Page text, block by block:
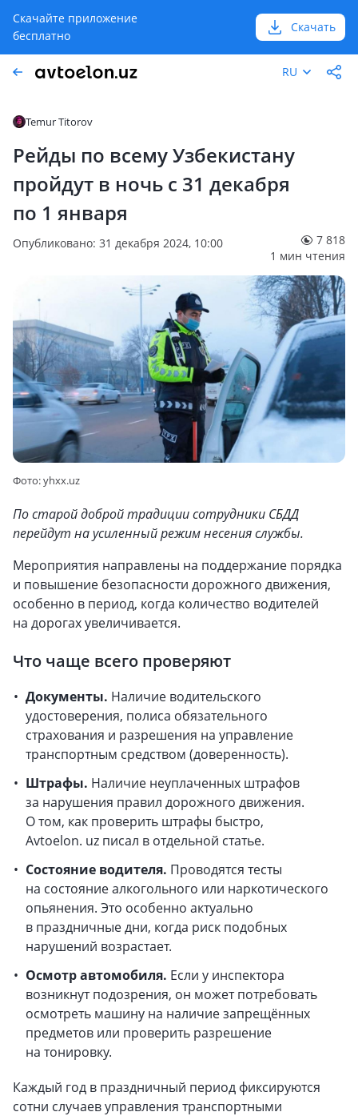
Скачайте приложение
бесплатно
Скачать
RU
Temur Titorov
Рейды по всему Узбекистану
пройдут в ночь с 31 декабря
по 1 января
Опубликовано: 31 декабря 2024, 10:00
7 818
1 мин чтения
Фото: yhxx.uz
По старой доброй традиции сотрудники СБДД
перейдут на усиленный режим несения службы.
Мероприятия направлены на поддержание порядка
и повышение безопасности дорожного движения,
особенно в период, когда количество водителей
на дорогах увеличивается.
Что чаще всего проверяют
Документы. Наличие водительского
удостоверения, полиса обязательного
страхования и разрешения на управление
транспортным средством (доверенность).
Штрафы. Наличие неуплаченных штрафов
за нарушения правил дорожного движения.
О том, как проверить штрафы быстро,
Avtoelon. uz писал в отдельной статье.
Состояние водителя. Проводятся тесты
на состояние алкогольного или наркотического
опьянения. Это особенно актуально
в праздничные дни, когда риск подобных
нарушений возрастает.
Осмотр автомобиля. Если у инспектора
возникнут подозрения, он может потребовать
осмотреть машину на наличие запрещённых
предметов или проверить разрешение
на тонировку.
Каждый год в праздничный период фиксируются
сотни случаев управления транспортными